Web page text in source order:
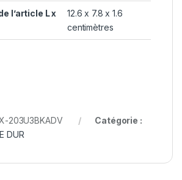
l’article L x
12.6 x 7.8 x 1.6
centimètres
203U3BKADV
Catégorie :
DUR